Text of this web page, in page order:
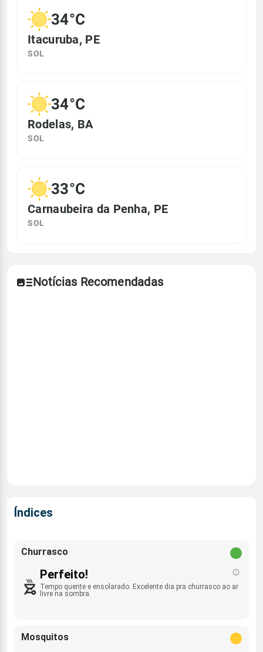
34°C
Itacuruba, PE
SOL
34°C
Rodelas, BA
SOL
33°C
Carnaubeira da Penha, PE
SOL
Notícias Recomendadas
Índices
Churrasco
Perfeito!
Tempo quente e ensolarado. Excelente dia pra churrasco ao ar
livre na sombra.
Mosquitos